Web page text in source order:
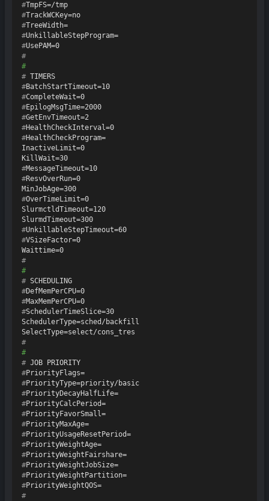
#TmpFS=/tmp
#TrackWCKey=no
#TreeWidth=
#UnkillableStepProgram=
#UsePAM=0
#
#
# TIMERS
#BatchStartTimeout=10
#CompleteWait=0
#EpilogMsgTime=2000
#GetEnvTimeout=2
#HealthCheckInterval=0
#HealthCheckProgram=
InactiveLimit=0
#MessageTimeout=10
#ResvOverRun=0
#OverTimeLimit=0
SlurmctldTimeout=120
#UnkillableStepTimeout=60
#VSizeFactor=0
#
#
# SCHEDULING
#DefMemPerCPU=0
#MaxMemPerCPU=0
#SchedulerTimeSlice=30
SchedulerType=sched/backfill
#
#
# JOB PRIORITY
#PriorityFlags=
#PriorityType=priority/basic
#PriorityDecayHalfLife=
#PriorityCalcPeriod=
#PriorityFavorSmall=
#PriorityMaxAge=
#PriorityUsageResetPeriod=
#PriorityWeightAge=
#PriorityWeightFairshare=
#PriorityWeightJobSize=
#PriorityWeightPartition=
#PriorityWeightQOS=
#